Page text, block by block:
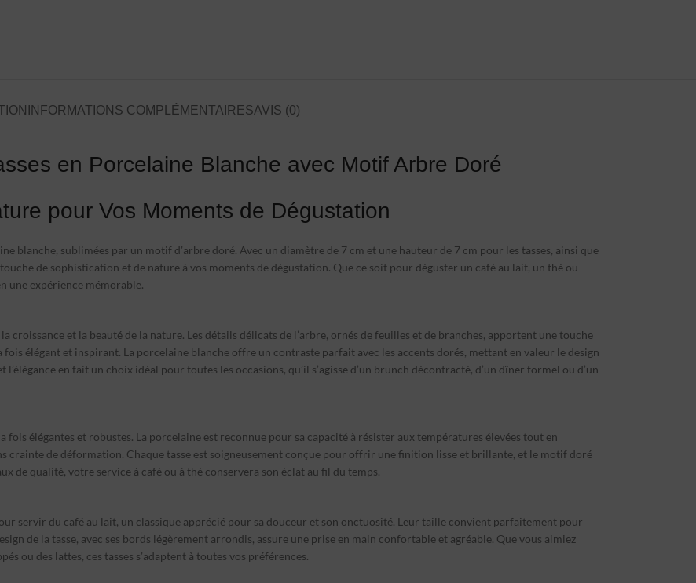
INFORMATIONS COMPLÉMENTAIRESAVIS (0)
en Porcelaine Blanche avec Motif Arbre Doré
pour Vos Moments de Dégustation
blanche, sublimées par un motif d’arbre doré. Avec un diamètre de 7 cm et une hauteur de 7 cm pour les tasses, ainsi que
de sophistication et de nature à vos moments de dégustation. Que ce soit pour déguster un café au lait, un thé ou
une expérience mémorable.
croissance et la beauté de la nature. Les détails délicats de l’arbre, ornés de feuilles et de branches, apportent une touche
élégant et inspirant. La porcelaine blanche offre un contraste parfait avec les accents dorés, mettant en valeur le design
en fait un choix idéal pour toutes les occasions, qu’il s’agisse d’un brunch décontracté, d’un dîner formel ou d’un
fois élégantes et robustes. La porcelaine est reconnue pour sa capacité à résister aux températures élevées tout en
crainte de déformation. Chaque tasse est soigneusement conçue pour offrir une finition lisse et brillante, et le motif doré
de qualité, votre service à café ou à thé conservera son éclat au fil du temps.
servir du café au lait, un classique apprécié pour sa douceur et son onctuosité. Leur taille convient parfaitement pour
de la tasse, avec ses bords légèrement arrondis, assure une prise en main confortable et agréable. Que vous aimiez
ou des lattes, ces tasses s’adaptent à toutes vos préférences.